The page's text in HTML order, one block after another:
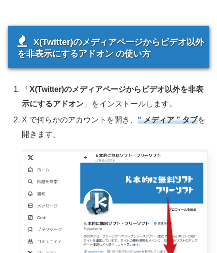
X(Twitter)のメディアページからビデオ以外
を非表示にするアドオン の使い方
「X(Twitter)のメディアページからビデオ以外を非表
示にするアドオン 」をインストールします。
X で何らかのアカウントを開き、“ メディア ” タブを
開きます。